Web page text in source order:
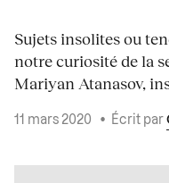
Sujets insolites ou
notre curiosité de la
Mariyan Atanasov,
11 mars 2020 • Écrit par